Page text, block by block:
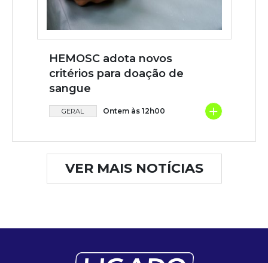
HEMOSC adota novos
critérios para doação de
sangue
GERAL Ontem às 12h00 +
VER MAIS NOTÍCIAS